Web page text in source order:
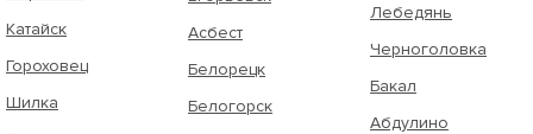
Катайск
Гороховец
Шилка
Асбест
Белорецк
Белогорск
Лебедянь
Черноголовка
Бакал
Абдулино